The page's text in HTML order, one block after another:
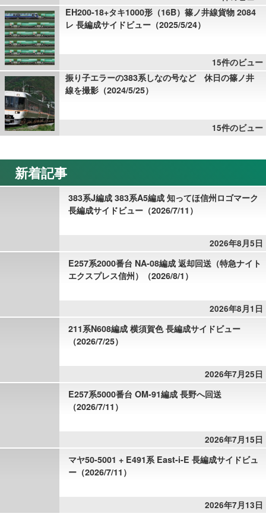
EH200-18+タキ1000形（16B）篠ノ井線貨物 2084
レ 長編成サイドビュー（2025/5/24）
15件のビュー
振り子エラーの383系しなの号など 休日の篠ノ井
線を撮影（2024/5/25）
15件のビュー
新着記事
383系J編成 383系A5編成 知ってほ信州ロゴマーク
長編成サイドビュー（2026/7/11）
2026年8月5日
E257系2000番台 NA-08編成 返却回送（特急ナイト
エクスプレス信州）（2026/8/1）
2026年8月1日
211系N608編成 横須賀色 長編成サイドビュー
（2026/7/25）
2026年7月25日
E257系5000番台 OM-91編成 長野へ回送
（2026/7/11）
2026年7月15日
マヤ50-5001 + E491系 East-i-E 長編成サイドビュ
ー（2026/7/11）
2026年7月13日